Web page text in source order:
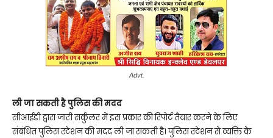
Advt.
ली जा सकती है पुलिस की मदद
सीआईडी द्वारा जारी सर्कुलर में इस प्रकार की रिपोर्ट तैयार करने के लिए
संबंधित पुलिस स्टेशन की मदद ली जा सकती है। पुलिस स्टेशन से व्यक्ति के